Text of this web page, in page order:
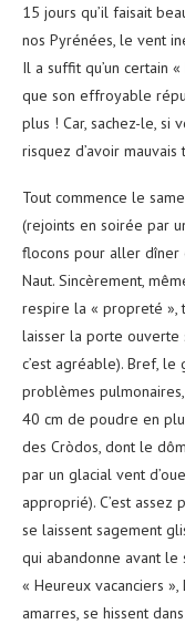
15 jours qu’il faisait
nos Pyrénées, le vent
Il a suffit qu’un certain
que son effroyable
plus ! Car, sachez-le, si
risquez d’avoir
Tout commence le
(rejoints en soirée par
flocons pour aller dîner
Naut. Sincèrement,
respire la « propreté »,
laisser la porte ouverte
c’est agréable). Bref,
problèmes
40 cm de poudre en
des Cròdos, dont le
par un glacial vent
approprié). C’est assez
se laissent sagement
qui abandonne avant le
« Heureux vacanciers
amarres, se hissent